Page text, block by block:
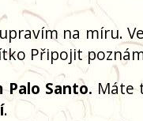
na míru.
Připojit
Santo. Máte
.